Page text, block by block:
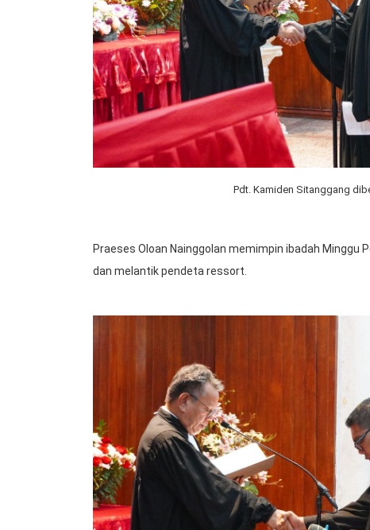
Pdt. Kamiden Sitanggang
Praeses Oloan Nainggolan memimpin ibadah Minggu
dan melantik pendeta ressort.